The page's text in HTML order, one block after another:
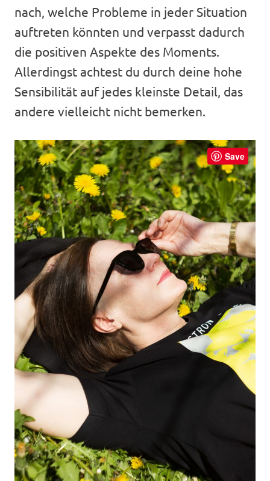
nach, welche Probleme in jeder Situation
auftreten könnten und verpasst dadurch
die positiven Aspekte des Moments.
Allerdingst achtest du durch deine hohe
Sensibilität auf jedes kleinste Detail, das
andere vielleicht nicht bemerken.
Save